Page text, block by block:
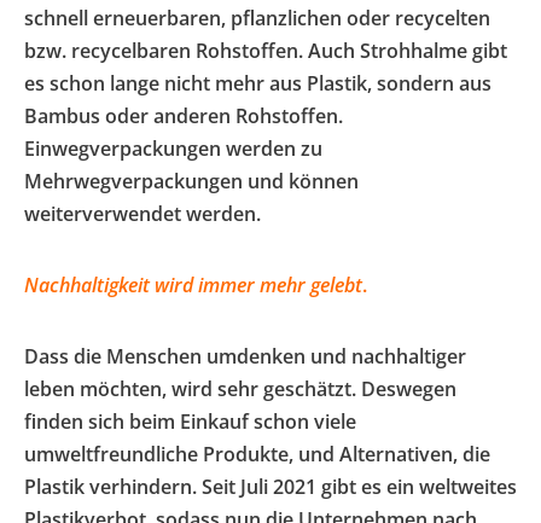
schnell erneuerbaren, pflanzlichen oder recycelten
bzw. recycelbaren Rohstoffen. Auch Strohhalme gibt
es schon lange nicht mehr aus Plastik, sondern aus
Bambus oder anderen Rohstoffen.
Einwegverpackungen werden zu
Mehrwegverpackungen und können
weiterverwendet werden.
Nachhaltigkeit wird immer mehr gelebt.
Dass die Menschen umdenken und nachhaltiger
leben möchten, wird sehr geschätzt. Deswegen
finden sich beim Einkauf schon viele
umweltfreundliche Produkte, und Alternativen, die
Plastik verhindern. Seit Juli 2021 gibt es ein weltweites